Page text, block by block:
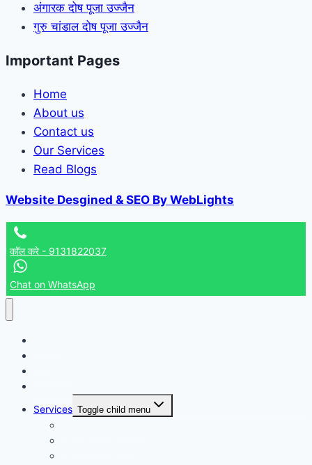
अंगारक दोष पूजा उज्जैन
गुरु चांडाल दोष पूजा उज्जैन
Important Pages
Home
About us
Contact us
Our Services
Read Blogs
Website Desgined & SEO By WebLights
कॉल करे - 9131822037
Chat on WhatsApp
Services Toggle child menu